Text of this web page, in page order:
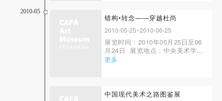
2010-05
错构•转念——穿越杜尚
2010-05-25~2010-06-25
展览时间：2010年05月25日至06
月24日 展览地点：中央美术学院
美术馆1F、3F 主办单位：中央美
更多
中国现代美术之路图鉴展
可使用雅昌艺术网会员账户登录